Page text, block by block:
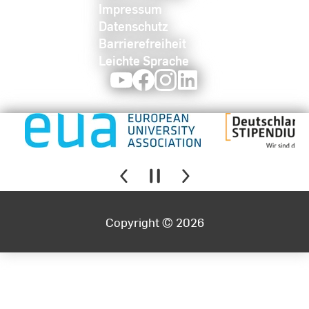
Impressum
Datenschutz
Barrierefreiheit
Leichte Sprache
YoutubeFacebookInstagram
Copyright © 2026